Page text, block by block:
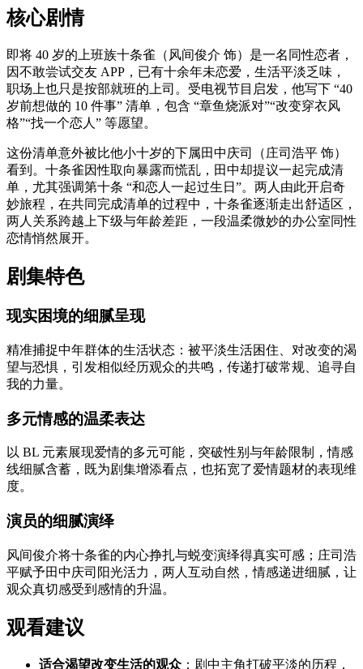
核心剧情
即将 40 岁的上班族十条雀（风间俊介 饰）是一名同性恋者，
因不敢尝试交友 APP，已有十余年未恋爱，生活平淡乏味，
职场上也只是按部就班的上司。受电视节目启发，他写下 “40
岁前想做的 10 件事” 清单，包含 “章鱼烧派对”“改变穿衣风
格”“找一个恋人” 等愿望。
这份清单意外被比他小十岁的下属田中庆司（庄司浩平 饰）
看到。十条雀因性取向暴露而慌乱，田中却提议一起完成清
单，尤其强调第十条 “和恋人一起过生日”。两人由此开启奇
妙旅程，在共同完成清单的过程中，十条雀逐渐走出舒适区，
两人关系跨越上下级与年龄差距，一段温柔微妙的办公室同性
恋情悄然展开。
剧集特色
现实困境的细腻呈现
精准捕捉中年群体的生活状态：被平淡生活困住、对改变的渴
望与恐惧，引发相似经历观众的共鸣，传递打破常规、追寻自
我的力量。
多元情感的温柔表达
以 BL 元素展现爱情的多元可能，突破性别与年龄限制，情感
线细腻含蓄，既为剧集增添看点，也拓宽了爱情题材的表现维
度。
演员的细腻演绎
风间俊介将十条雀的内心挣扎与蜕变演绎得真实可感；庄司浩
平赋予田中庆司阳光活力，两人互动自然，情感递进细腻，让
观众真切感受到感情的升温。
观看建议
适合渴望改变生活的观众 ：剧中主角打破平淡的历程，